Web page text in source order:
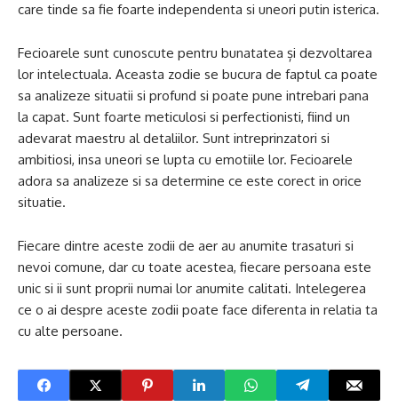
care tinde sa fie foarte independenta si uneori putin isterica.
Fecioarele sunt cunoscute pentru bunatatea și dezvoltarea
lor intelectuala. Aceasta zodie se bucura de faptul ca poate
sa analizeze situatii si profund si poate pune intrebari pana
la capat. Sunt foarte meticulosi si perfectionisti, fiind un
adevarat maestru al detaliilor. Sunt intreprinzatori si
ambitiosi, insa uneori se lupta cu emotiile lor. Fecioarele
adora sa analizeze si sa determine ce este corect in orice
situatie.
Fiecare dintre aceste zodii de aer au anumite trasaturi si
nevoi comune, dar cu toate acestea, fiecare persoana este
unic si ii sunt proprii numai lor anumite calitati. Intelegerea
ce o ai despre aceste zodii poate face diferenta in relatia ta
cu alte persoane.